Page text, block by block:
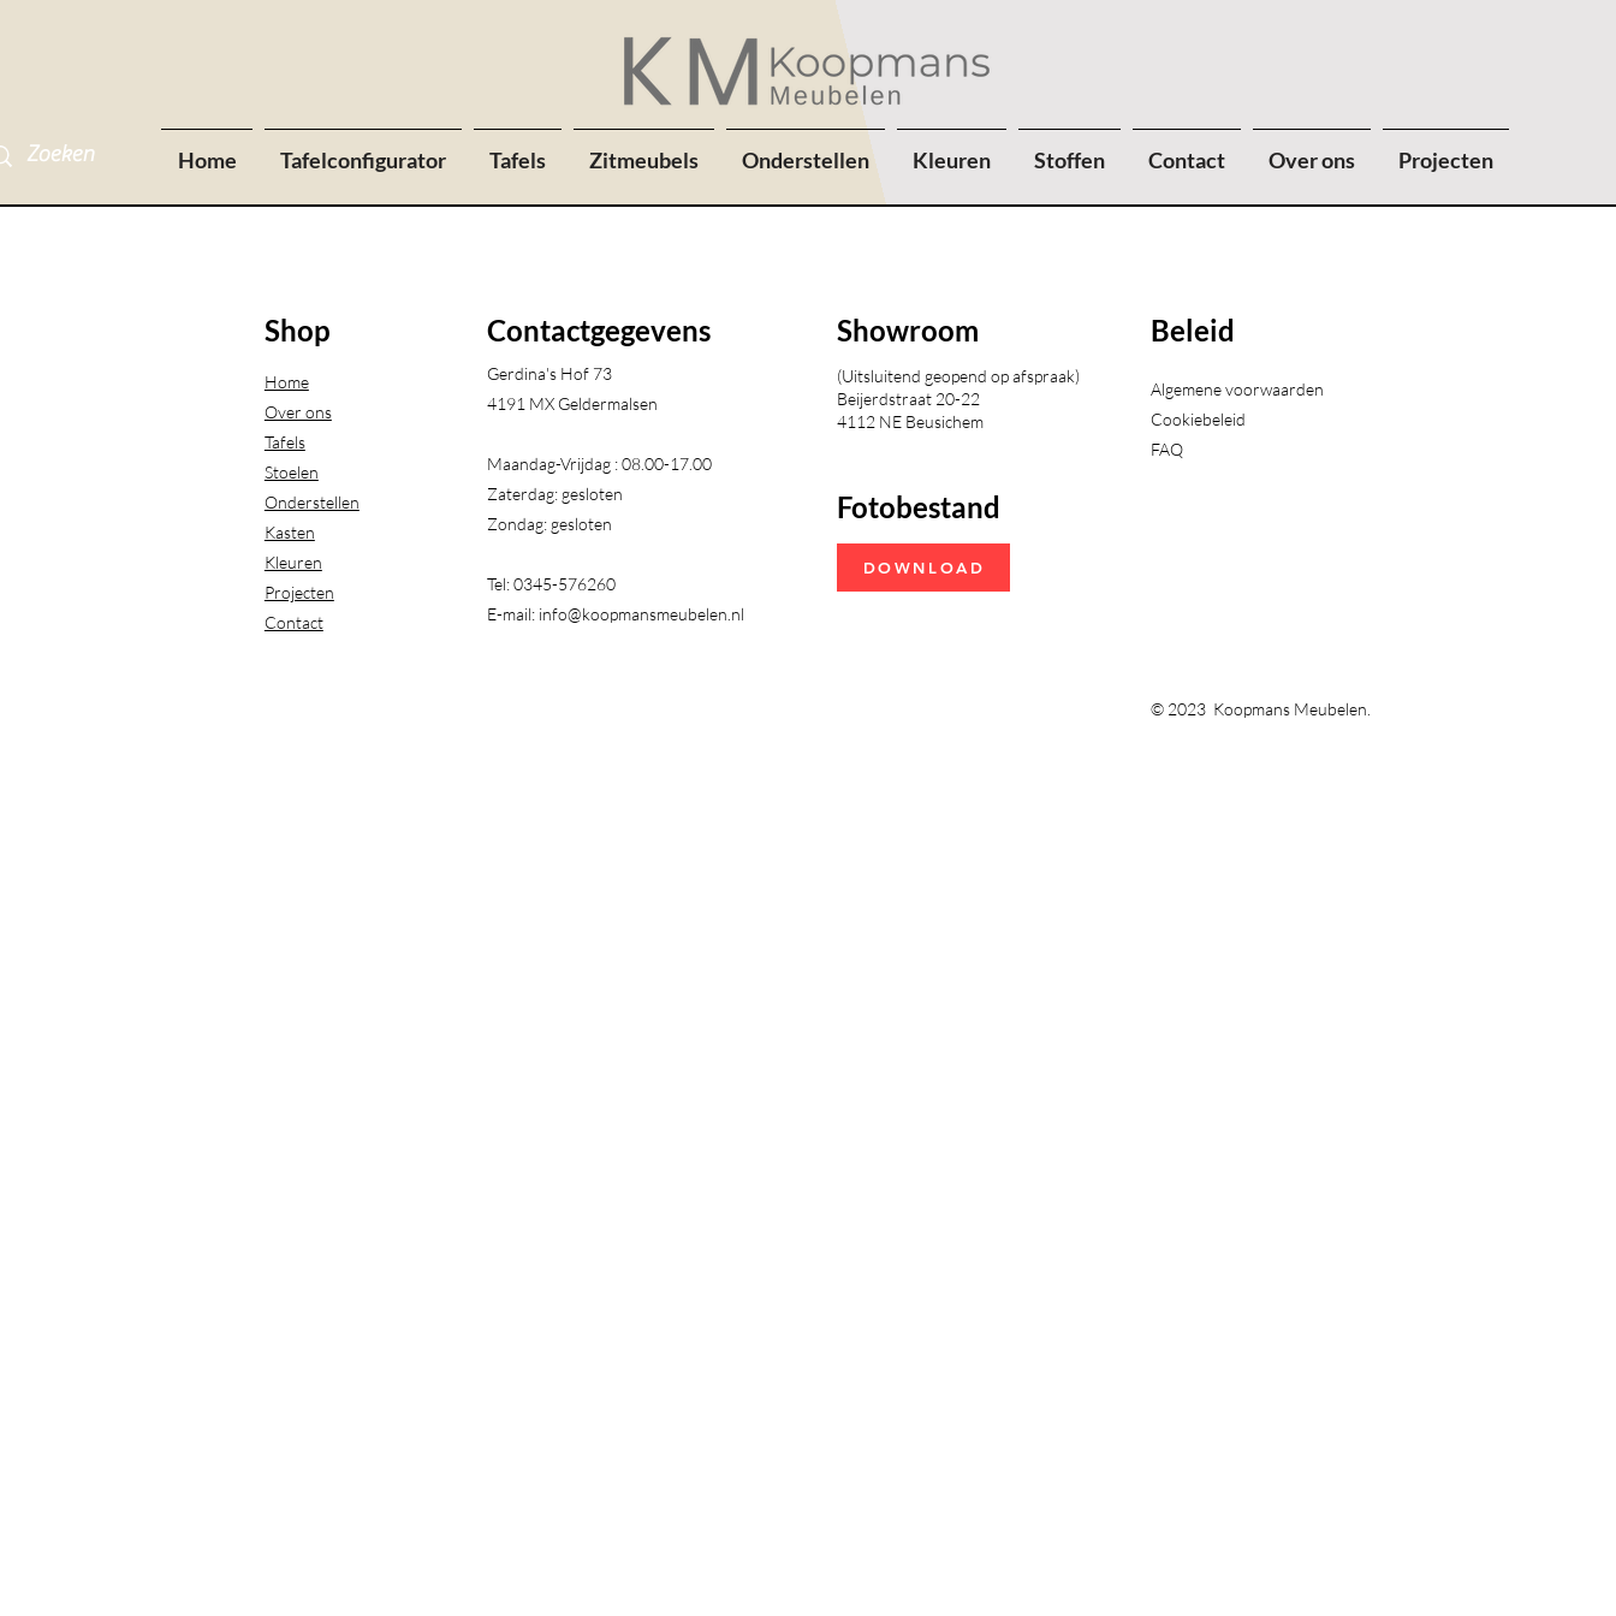
Home Tafelconfigurator Tafels Zitmeubels Onderstellen Kleuren Stoffen Contact Over ons Projecten
Shop
Home
Over ons
Tafels
Stoelen
Onderstellen
Kasten
Kleuren
Projecten
Contact
Contactgegevens
Gerdina's Hof 73
4191 MX Geldermalsen​
Maandag-Vrijdag : 08.00-17.00
Zaterdag: gesloten
Zondag: gesloten
Tel: 0345-576260
E-mail: info@koopmansmeubelen.nl
Showroom
(Uitsluitend geopend op afspraak)
Beijerdstraat 20-22
4112 NE Beusichem
Fotobestand
DOWNLOAD
Beleid
Algemene voorwaarden
Cookiebeleid
FAQ
© 2023 Koopmans Meubelen.